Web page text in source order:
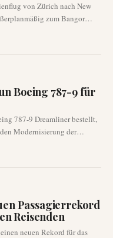
von Zürich nach New
zum Bangor
erfolgte aufgrund von
Boeing 787-9 für
787-9 Dreamliner bestellt,
Modernisierung der
der
und 20 Boeing 737 MAX, die
Passagierrekord
Reisenden
neuen Rekord für das